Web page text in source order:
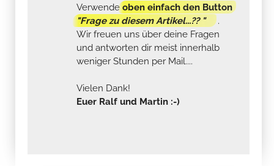
Verwendeoben einfach den Button
"Frage zu diesem Artikel...?? "
.
Wir freuen uns über deine Fragen
und antworten dir meist innerhalb
weniger Stunden per Mail....
Vielen Dank!
Euer Ralf und Martin :-)